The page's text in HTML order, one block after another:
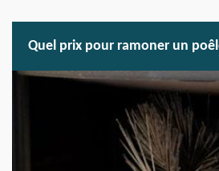
Quel prix pour ramoner un